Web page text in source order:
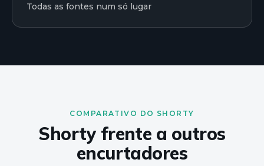
Todas as fontes num só lugar
COMPARATIVO DO SHORTY
Shorty frente a outros
encurtadores